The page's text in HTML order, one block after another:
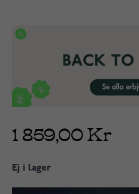
1 859,00 Kr
Ej i lager